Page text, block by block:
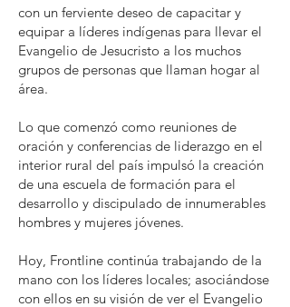
con un ferviente deseo de capacitar y
equipar a líderes indígenas para llevar el
Evangelio de Jesucristo a los muchos
grupos de personas que llaman hogar al
área.
Lo que comenzó como reuniones de
oración y conferencias de liderazgo en el
interior rural del país impulsó la creación
de una escuela de formación para el
desarrollo y discipulado de innumerables
hombres y mujeres jóvenes.
Hoy, Frontline continúa trabajando de la
mano con los líderes locales; asociándose
con ellos en su visión de ver el Evangelio